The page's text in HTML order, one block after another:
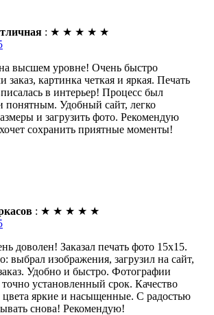
: ★ ★ ★ ★ ★
высшем уровне! Очень быстро
заказ, картинка четкая и яркая. Печать
в интерьер! Процесс был
понятным. Удобный сайт, легко
и загрузить фото. Рекомендую
сохранить приятные моменты!
: ★ ★ ★ ★ ★
доволен! Заказал печать фото 15х15.
выбрал изображения, загрузил на сайт,
Удобно и быстро. Фотографии
установленный срок. Качество
цвета яркие и насыщенные. С радостью
снова! Рекомендую!